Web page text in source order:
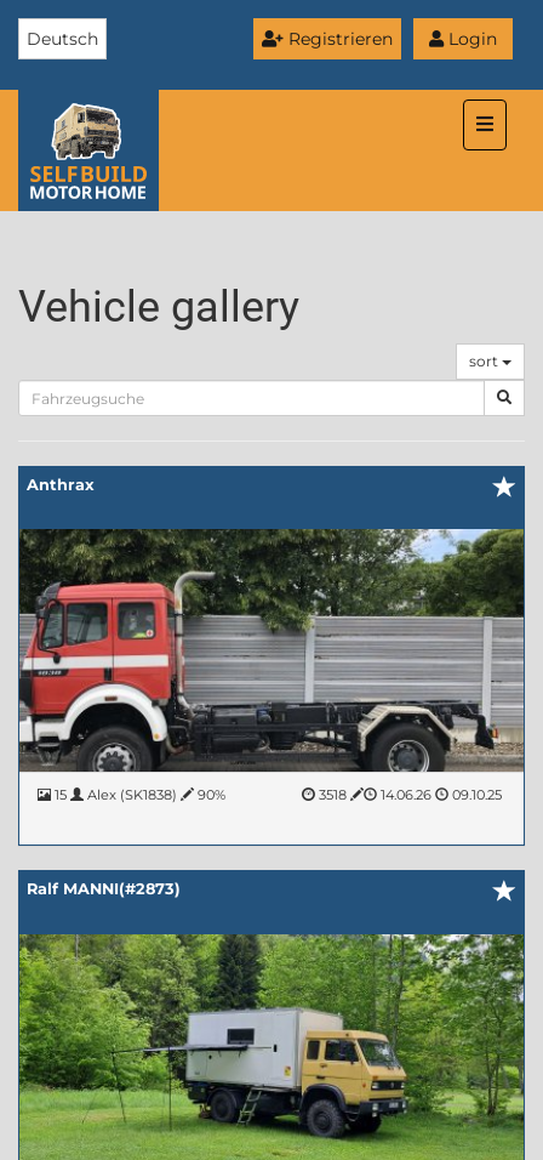
Login
Registrieren
Deutsch
Toggle
Vehicle gallery
sort
Anthrax
15 09.10.25
Alex (SK1838) 14.06.26
90% 3518
Ralf MANNI(#2873)